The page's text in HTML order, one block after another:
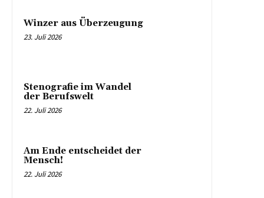
Winzer aus Überzeugung
23. Juli 2026
Stenografie im Wandel
der Berufswelt
22. Juli 2026
Am Ende entscheidet der
Mensch!
22. Juli 2026